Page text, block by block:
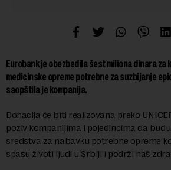
Eurobank je obezbedila šest miliona dinara za
medicinske opreme potrebne za suzbijanje
saopštila je kompanija.
Donacija će biti realizovana preko
poziv kompanijima i pojedincima da
sredstva za nabavku potrebne opreme
spasu životi ljudi u Srbiji i podrži naš